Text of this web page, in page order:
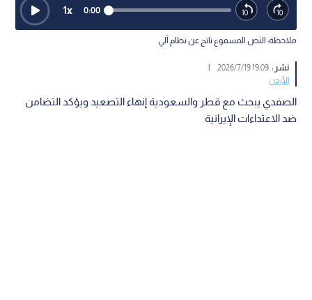
0:00
1x
ملاحظة: النص المسموع ناتج عن نظام آلي
نشر :19:09 2026/7/19
|
الأردن
الصفدي يبحث مع قطر والسعودية إنهاء التصعيد ويؤكد التضامن
ضد الاعتداءات الإيرانية